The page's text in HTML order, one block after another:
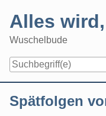
content
Alles
Wuschelbude
Spätfolgen